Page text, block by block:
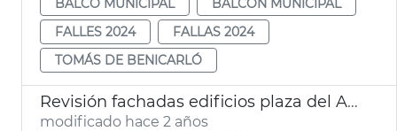
FALLES 2024
FALLAS 2024
TOMÁS DE BENICARLÓ
Revisión fachadas edificios plaza del Ayuntamiento
modificado hace 2 años